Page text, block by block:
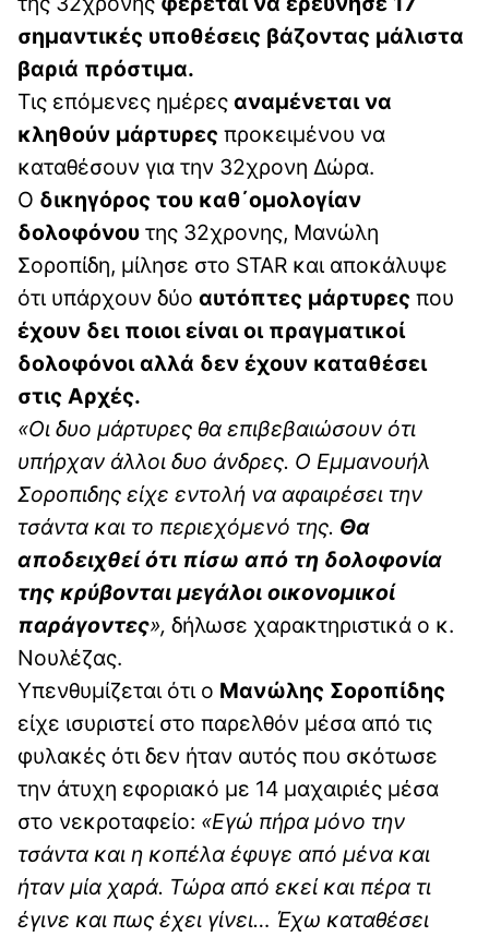
σημαντικές υποθέσεις βάζοντας μάλιστα
βαριά πρόστιμα.
Τις επόμενες ημέρες αναμένεται να
κληθούν μάρτυρες προκειμένου να
καταθέσουν για την 32χρονη Δώρα.
Ο δικηγόρος του καθ΄ομολογίαν
δολοφόνου της 32χρονης, Μανώλη
Σοροπίδη, μίλησε στο STAR και αποκάλυψε
ότι υπάρχουν δύο αυτόπτες μάρτυρες που
έχουν δει ποιοι είναι οι πραγματικοί
δολοφόνοι αλλά δεν έχουν καταθέσει
στις Αρχές.
«Οι δυο μάρτυρες θα επιβεβαιώσουν ότι
υπήρχαν άλλοι δυο άνδρες. Ο Εμμανουήλ
Σοροπιδης είχε εντολή να αφαιρέσει την
τσάντα και το περιεχόμενό της. Θα
αποδειχθεί ότι πίσω από τη δολοφονία
της κρύβονται μεγάλοι οικονομικοί
παράγοντες», δήλωσε χαρακτηριστικά ο κ.
Νουλέζας.
Υπενθυμίζεται ότι ο Μανώλης Σοροπίδης
είχε ισυριστεί στο παρελθόν μέσα από τις
φυλακές ότι δεν ήταν αυτός που σκότωσε
την άτυχη εφοριακό με 14 μαχαιριές μέσα
στο νεκροταφείο: «Εγώ πήρα μόνο την
τσάντα και η κοπέλα έφυγε από μένα και
ήταν μία χαρά. Τώρα από εκεί και πέρα τι
έγινε και πως έχει γίνει… Έχω καταθέσει